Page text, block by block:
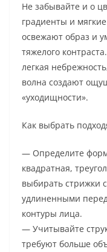
Не забывайте и о
градиенты и
освежают образ и
тяжелого
легкая
волна создают
«уходищности».
Как выбрать
— Определите
квадратная,
выбирать стрижки
удлиненными
контуры лица.
— Учитывайте
требуют больше